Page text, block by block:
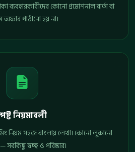
ব্যবহারকারীদের কোনো প্রমোশনাল বার্তা বা
অফার পাঠানো হয় না।
নিয়মাবলী
নিয়ম সহজ বাংলায় লেখা। কোনো লুকানো
সবকিছু স্বচ্ছ ও পরিষ্কার।